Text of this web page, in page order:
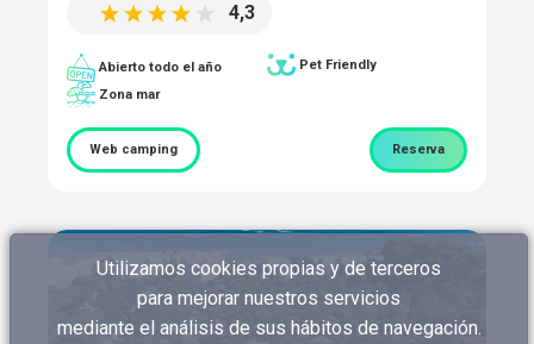
4,3
Abierto todo el año
Pet Friendly
Zona mar
Web camping Reserva
Utilizamos cookies propias y de terceros
para mejorar nuestros servicios
mediante el análisis de sus hábitos de navegación.